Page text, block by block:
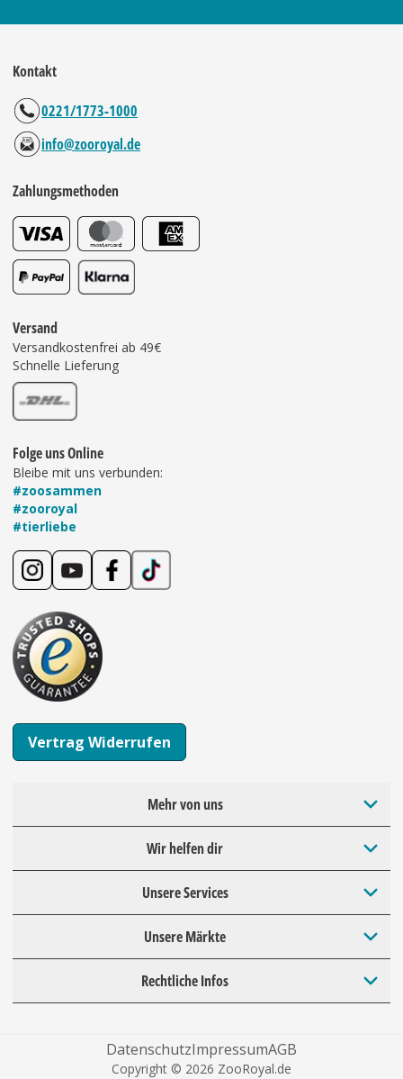
Kontakt
0221/1773-1000
info@zooroyal.de
Zahlungsmethoden
Versand
Versandkostenfrei ab 49€
Schnelle Lieferung
Folge uns Online
Bleibe mit uns verbunden:
#zoosammen
#zooroyal
#tierliebe
Vertrag Widerrufen
Mehr von uns
Wir helfen dir
Unsere Services
Unsere Märkte
Rechtliche Infos
DatenschutzImpressumAGB
Copyright © 2026 ZooRoyal.de